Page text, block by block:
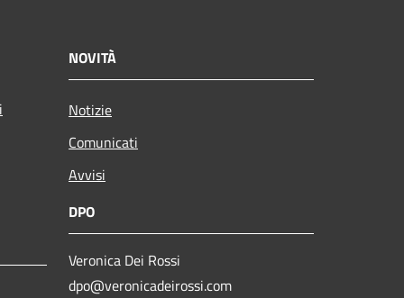
NOVITÀ
Notizie
Comunicati
Avvisi
DPO
Veronica Dei Rossi
dpo@veronicadeirossi.com